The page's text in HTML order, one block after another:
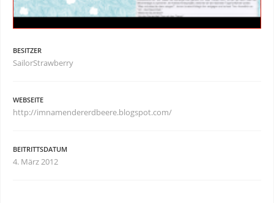
BESITZER
SailorStrawberry
WEBSEITE
http://imnamendererdbeere.blogspot.com/
BEITRITTSDATUM
4. März 2012